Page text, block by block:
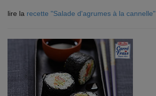
lire la recette "Salade d'agrumes à la cannelle"